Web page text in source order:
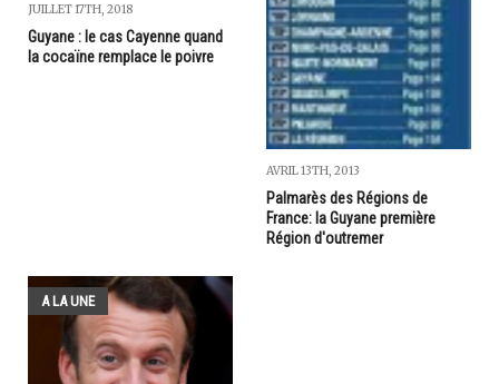
JUILLET 17TH, 2018
Guyane : le cas Cayenne quand
la cocaïne remplace le poivre
AVRIL 13TH, 2013
Palmarès des Régions de
France: la Guyane première
Région d'outremer
A LA UNE